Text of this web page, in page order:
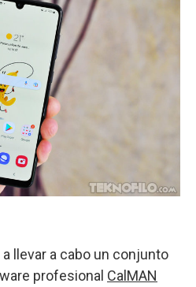
llevar a cabo un conjunto
profesional CalMAN